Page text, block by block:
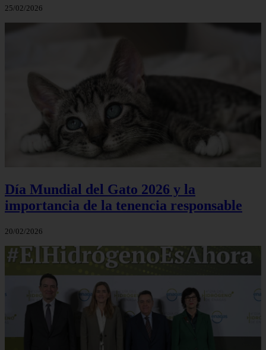
25/02/2026
Día Mundial del Gato 2026 y la
importancia de la tenencia responsable
20/02/2026